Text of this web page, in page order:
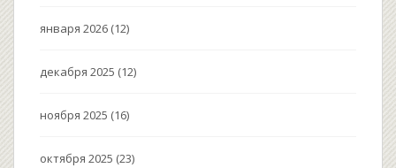
января 2026 (12)
декабря 2025 (12)
ноября 2025 (16)
октября 2025 (23)